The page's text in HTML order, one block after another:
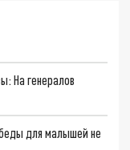
На генералов
для малышей не